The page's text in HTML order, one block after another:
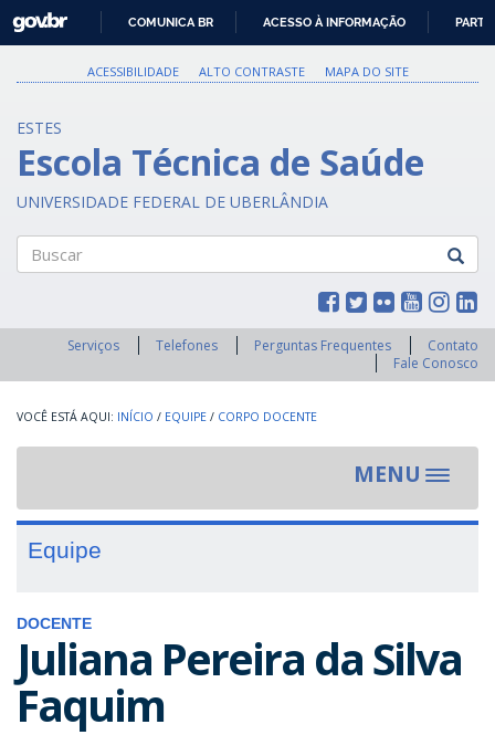
PARA
O
GOVBR
COMUNICA BR ACESSO À INFORMAÇÃO
ACESSIBILIDADE ALTO CONTRASTE MAPA DO SITE
ESTES
Escola Técnica de Saúde
UNIVERSIDADE FEDERAL DE UBERLÂNDIA
Serviços Telefones Perguntas Frequentes
Contato
Fale Conosco
INÍCIO / EQUIPE / CORPO DOCENTE
MENU
Toggle
Equipe
DOCENTE
Juliana Pereira da Silva
Faquim